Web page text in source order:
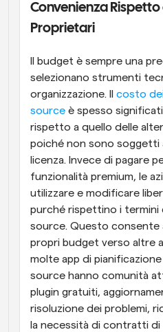
Convenienza
Proprietari
Il budget è sempre una
selezionano strumenti
organizzazione. Il costo
source è spesso
rispetto a quello delle
poiché non sono soggetti
licenza. Invece di pagare
funzionalità premium, le
utilizzare e modificare
purché rispettino i termini
source. Questo consente
propri budget verso altre
molte app di
source hanno comunità
plugin gratuiti,
risoluzione dei problemi,
la necessità di contratti